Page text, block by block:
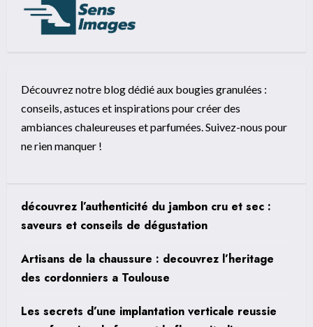
Découvrez notre blog dédié aux bougies granulées :
conseils, astuces et inspirations pour créer des
ambiances chaleureuses et parfumées. Suivez-nous pour
ne rien manquer !
découvrez l’authenticité du jambon cru et sec :
saveurs et conseils de dégustation
Artisans de la chaussure : decouvrez l’heritage
des cordonniers a Toulouse
Les secrets d’une implantation verticale reussie